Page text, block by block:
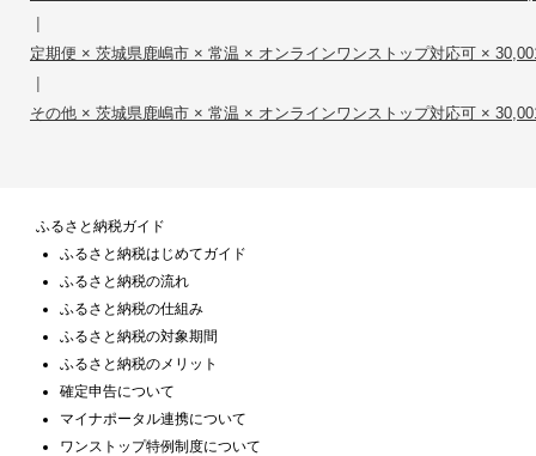
|
定期便 × 茨城県鹿嶋市 × 常温 × オンラインワンストップ対応可 ×
|
その他 × 茨城県鹿嶋市 × 常温 × オンラインワンストップ対応可 ×
ふるさと納税ガイド
ふるさと納税はじめてガイド
ふるさと納税の流れ
ふるさと納税の仕組み
ふるさと納税の対象期間
ふるさと納税のメリット
確定申告について
マイナポータル連携について
ワンストップ特例制度について